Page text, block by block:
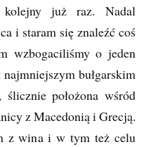
kolejny już raz. Nadal
i staram się znaleźć coś
wzbogaciliśmy o jeden
bułgarskim
położona wśród
z Macedonią i Grecją.
z wina i w tym też celu